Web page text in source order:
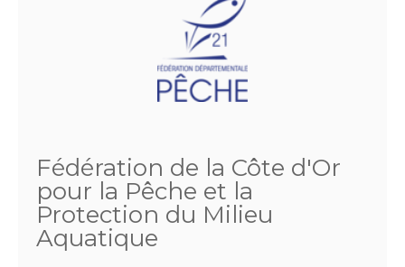
Fédération de la Côte d'Or
pour la Pêche et la
Protection du Milieu
Aquatique